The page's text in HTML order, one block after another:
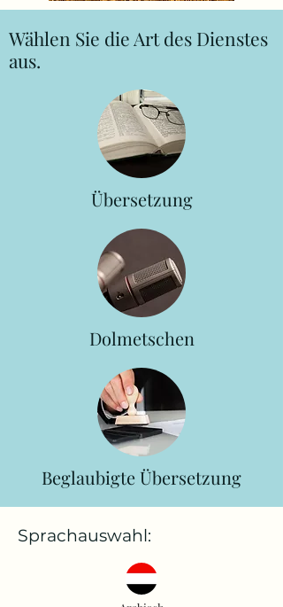
Wählen Sie die Art des Dienstes
aus.
Übersetzung
Dolmetschen
Beglaubigte Übersetzung
Sprachauswahl: